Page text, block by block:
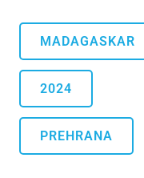
MADAGASKAR
2024
PREHRANA